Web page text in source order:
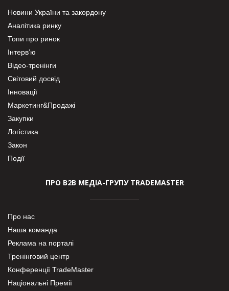
Новини України та закордону
Аналітика ринку
Топи про ринок
Інтерв’ю
Відео-тренінги
Світовий досвід
Інновації
Маркетинг&Продажі
Закупки
Логістика
Закон
Події
ПРО В2В МЕДІА-ГРУПУ TRADEMASTER
Про нас
Наша команда
Реклама на порталі
Тренінговий центр
Конференції TradeMaster
Національні Премії